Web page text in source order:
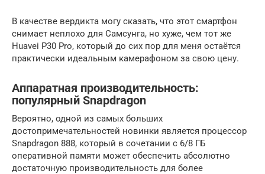
В качестве вердикта могу сказать, что этот смартфон
снимает неплохо для Самсунга, но хуже, чем тот же
Huavei P30 Pro, который до сих пор для меня остаётся
практически идеальным камерафоном за свою цену.
Аппаратная производительность:
популярный Snapdragon
Вероятно, одной из самых больших
достопримечательностей новинки является процессор
Snapdragon 888, который в сочетании с 6/8 ГБ
оперативной памяти может обеспечить абсолютно
достаточную производительность для более